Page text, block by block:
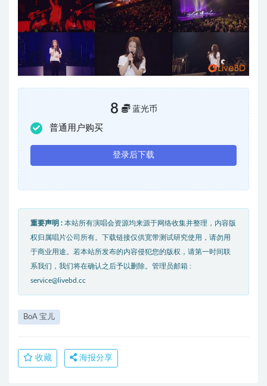
8 蓝光币
普通用户购买
登录后下载
重要声明 : 本站所有演唱会资源均来源于网络收集并整理，内容版
权归属唱片公司所有。下载链接仅供宽带测试研究使用，请勿用
于商业用途。若本站所发布的内容侵犯您的版权，请第一时间联
系我们，我们将在确认之后予以删除。管理员邮箱 :
service@livebd.cc
BoA 宝儿
收藏 海报分享